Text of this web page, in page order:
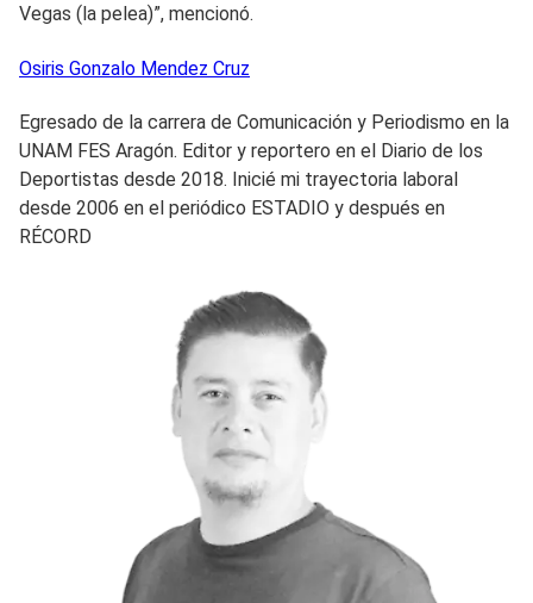
Vegas (la pelea)”, mencionó.
Osiris Gonzalo Mendez Cruz
Egresado de la carrera de Comunicación y Periodismo en la
UNAM FES Aragón. Editor y reportero en el Diario de los
Deportistas desde 2018. Inicié mi trayectoria laboral
desde 2006 en el periódico ESTADIO y después en
RÉCORD